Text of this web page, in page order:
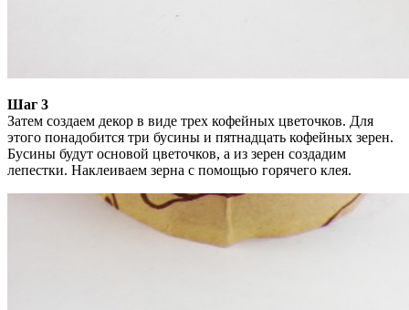
Шаг 3
Затем создаем декор в виде трех кофейных цветочков. Для
этого понадобится три бусины и пятнадцать кофейных зерен.
Бусины будут основой цветочков, а из зерен создадим
лепестки. Наклеиваем зерна с помощью горячего клея.